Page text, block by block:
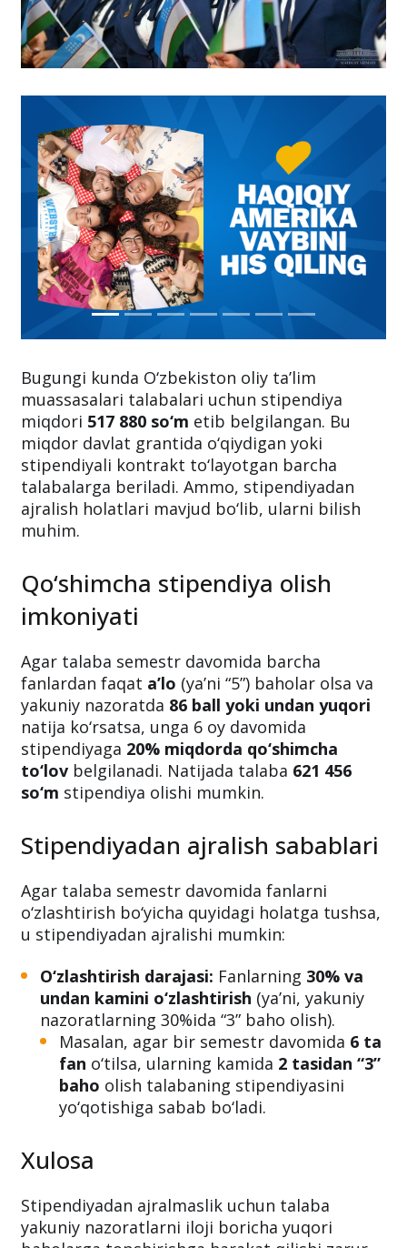
Bugungi kunda O‘zbekiston oliy ta’lim
muassasalari talabalari uchun stipendiya
miqdori 517 880 so‘m etib belgilangan. Bu
miqdor davlat grantida o‘qiydigan yoki
stipendiyali kontrakt to‘layotgan barcha
talabalarga beriladi. Ammo, stipendiyadan
ajralish holatlari mavjud bo‘lib, ularni bilish
muhim.
Qo‘shimcha stipendiya olish
imkoniyati
Agar talaba semestr davomida barcha
fanlardan faqat a’lo (ya’ni “5”) baholar olsa va
yakuniy nazoratda 86 ball yoki undan yuqori
natija ko‘rsatsa, unga 6 oy davomida
stipendiyaga 20% miqdorda qo‘shimcha
to‘lov belgilanadi. Natijada talaba 621 456
so‘m stipendiya olishi mumkin.
Stipendiyadan ajralish sabablari
Agar talaba semestr davomida fanlarni
o‘zlashtirish bo‘yicha quyidagi holatga tushsa,
u stipendiyadan ajralishi mumkin:
O‘zlashtirish darajasi: Fanlarning 30% va
undan kamini o‘zlashtirish (ya’ni, yakuniy
nazoratlarning 30%ida “3” baho olish).
Masalan, agar bir semestr davomida 6 ta
fan o‘tilsa, ularning kamida 2 tasidan “3”
baho olish talabaning stipendiyasini
yo‘qotishiga sabab bo‘ladi.
Xulosa
Stipendiyadan ajralmaslik uchun talaba
yakuniy nazoratlarni iloji boricha yuqori